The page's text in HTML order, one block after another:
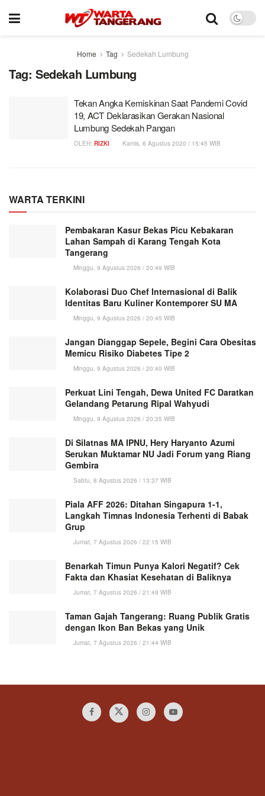
Home Tag Sedekah Lumbung
Tag: Sedekah Lumbung
Tekan Angka Kemiskinan Saat Pandemi Covid
19, ACT Deklarasikan Gerakan Nasional
Lumbung Sedekah Pangan
OLEH: RIZKI Kamis, 6 Agustus 2020 / 15:45 WIB
WARTA TERKINI
Pembakaran Kasur Bekas Picu Kebakaran
Lahan Sampah di Karang Tengah Kota
Tangerang
Minggu, 9 Agustus 2026 / 20:49 WIB
Kolaborasi Duo Chef Internasional di Balik
Identitas Baru Kuliner Kontemporer SU MA
Minggu, 9 Agustus 2026 / 20:45 WIB
Jangan Dianggap Sepele, Begini Cara Obesitas
Memicu Risiko Diabetes Tipe 2
Minggu, 9 Agustus 2026 / 20:40 WIB
Perkuat Lini Tengah, Dewa United FC Daratkan
Gelandang Petarung Ripal Wahyudi
Minggu, 9 Agustus 2026 / 20:35 WIB
Di Silatnas MA IPNU, Hery Haryanto Azumi
Serukan Muktamar NU Jadi Forum yang Riang
Gembira
Sabtu, 8 Agustus 2026 / 13:37 WIB
Piala AFF 2026: Ditahan Singapura 1-1,
Langkah Timnas Indonesia Terhenti di Babak
Grup
Jumat, 7 Agustus 2026 / 22:15 WIB
Benarkah Timun Punya Kalori Negatif? Cek
Fakta dan Khasiat Kesehatan di Baliknya
Jumat, 7 Agustus 2026 / 21:49 WIB
Taman Gajah Tangerang: Ruang Publik Gratis
dengan Ikon Ban Bekas yang Unik
Jumat, 7 Agustus 2026 / 21:44 WIB